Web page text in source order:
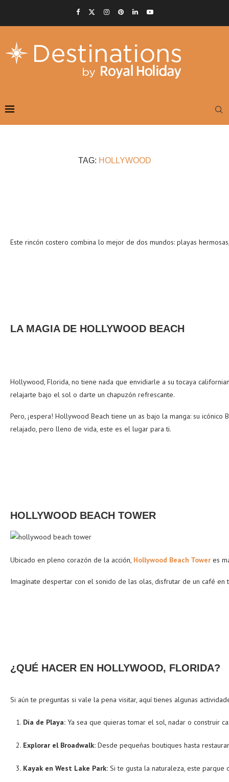
TAG: HOLLYWOOD
Este rincón costero combina lo mejor de dos mundos: playas
LA MAGIA DE HOLLYWOOD BEACH
Hollywood, Florida, no tiene nada que envidiarle a su tocaya
relajarte bajo el sol o darte un chapuzón refrescante.
Pero, ¡espera! Hollywood Beach tiene un as bajo la manga: su
relajado, pero lleno de vida, este es el lugar para ti.
HOLLYWOOD BEACH TOWER
Ubicado en pleno corazón de la acción, Hollywood Beach Tower es
Imagínate despertar con el sonido de las olas, disfrutar de un café
¿QUÉ HACER EN HOLLYWOOD, FLORIDA?
Si aún te preguntas si vale la pena visitar, aquí tienes algunas
Día de Playa: Ya sea que quieras tomar el sol, nadar o construir
Explorar el Broadwalk: Desde pequeñas boutiques hasta
Kayak en West Lake Park: Si te gusta la naturaleza, este